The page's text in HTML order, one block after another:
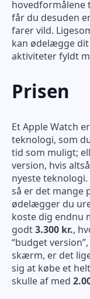
hovedformålene
får du desuden
farer vild.
kan ødelægge
aktiviteter fyldt
Prisen
Et Apple Watch
teknologi, som
tid som muligt;
version, hvis
nyeste
så er det mange
ødelægger du
koste dig endnu
godt3.300 kr.,
“budget
skærm, er det
sig at købe et
skulle af med